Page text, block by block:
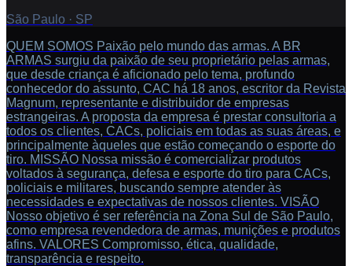
São Paulo · SP
QUEM SOMOS Paixão pelo mundo das armas. A BR
ARMAS surgiu da paixão de seu proprietário pelas armas,
que desde criança é aficionado pelo tema, profundo
conhecedor do assunto, CAC há 18 anos, escritor da Revista
Magnum, representante e distribuidor de empresas
estrangeiras. A proposta da empresa é prestar consultoria a
todos os clientes, CACs, policiais em todas as suas áreas, e
principalmente àqueles que estão começando o esporte do
tiro. MISSÃO Nossa missão é comercializar produtos
voltados à segurança, defesa e esporte do tiro para CACs,
policiais e militares, buscando sempre atender às
necessidades e expectativas de nossos clientes. VISÃO
Nosso objetivo é ser referência na Zona Sul de São Paulo,
como empresa revendedora de armas, munições e produtos
afins. VALORES Compromisso, ética, qualidade,
transparência e respeito.